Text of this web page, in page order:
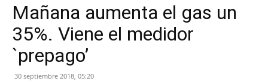
Mañana aumenta el gas un
35%. Viene el medidor
`prepago’
30 septiembre 2018, 05:20